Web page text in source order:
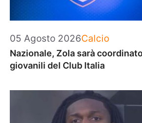
05 Agosto 2026Categorie
Calcio
Nazionale, Zola sarà
giovanili del Club Italia